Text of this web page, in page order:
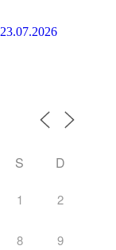
S D
1 2
8 9